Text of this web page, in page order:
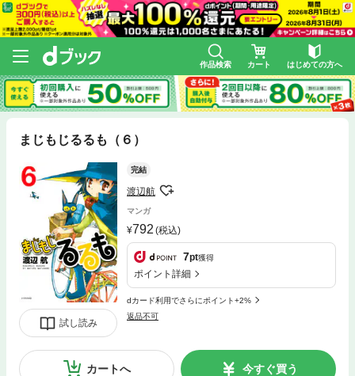
作品検索 カート はじめての方へ
まじもじるるも（６）
試し読み
完結
渡辺航
マンガ
792 (税込)
7pt獲得
ポイント詳細
dカード利用でさらにポイント+2%
返品不可
カートへ 今すぐ買う